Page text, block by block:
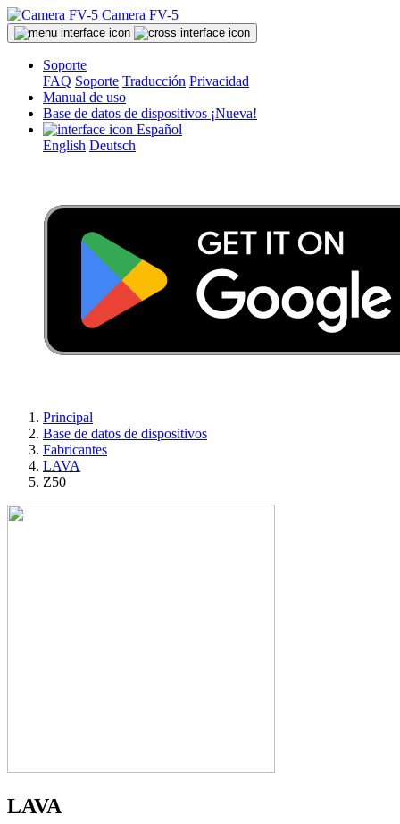
Camera FV-5
Soporte
FAQ Soporte Traducción Privacidad
Manual de uso
Base de datos de dispositivos ¡Nueva!
Español
English Deutsch
Principal
Base de datos de dispositivos
Fabricantes
LAVA
Z50
LAVA